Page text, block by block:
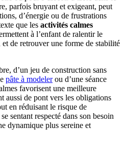
parfois bruyant et exigeant, peut
d’énergie ou de frustrations
que les activités calmes
à l’enfant de ralentir le
de retrouver une forme de stabilité
d’un jeu de construction sans
pâte à modelerou d’une séance
favorisent une meilleure
aussi de pont vers les obligations
en réduisant le risque de
sentant respecté dans son besoin
dynamique plus sereine et